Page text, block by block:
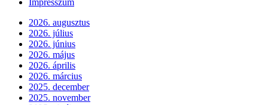
2026. augusztus
2026. július
2026. június
2026. május
2026. április
2026. március
2025. december
2025. november